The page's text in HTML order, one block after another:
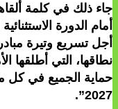
جاء ذلك في كلمة
أمام الدورة
أجل تسريع وتيرة
حماية الجميع في كل
2027”.